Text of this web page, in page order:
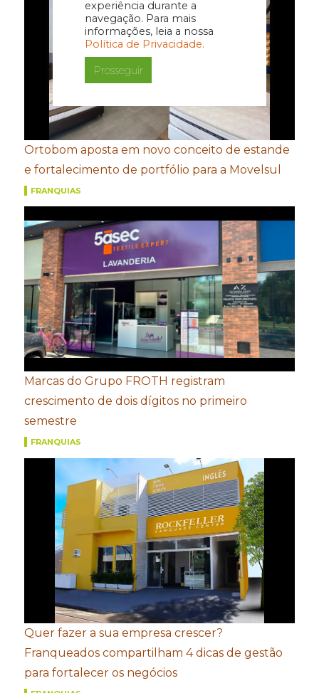
experiência durante a
navegação. Para mais
informações, leia a nossa
Política de Privacidade.
Prosseguir
Ortobom aposta em novo conceito de estande
e fortalecimento de portfólio para a Movelsul
FRANQUIAS
Marcas do Grupo FROTH registram
crescimento de dois dígitos no primeiro
semestre
FRANQUIAS
Quer fazer a sua empresa crescer?
Franqueados compartilham 4 dicas de gestão
para fortalecer os negócios